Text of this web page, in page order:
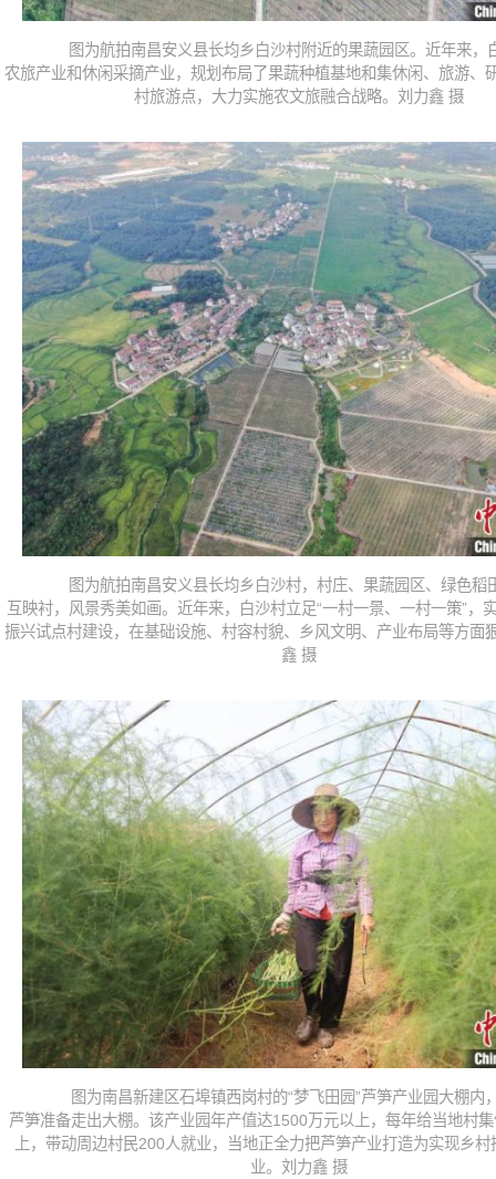
图为航拍南昌安义县长均乡白沙村附近的果蔬园区。近年来，
农旅产业和休闲采摘产业，规划布局了果蔬种植基地和集休闲、旅游、
村旅游点，大力实施农文旅融合战略。刘力鑫 摄
图为航拍南昌安义县长均乡白沙村，村庄、果蔬园区、绿色稻
互映衬，风景秀美如画。近年来，白沙村立足“一村一景、一村一策”，
振兴试点村建设，在基础设施、村容村貌、乡风文明、产业布局等方面
鑫 摄
图为南昌新建区石埠镇西岗村的“梦飞田园”芦笋产业园大棚内
芦笋准备走出大棚。该产业园年产值达1500万元以上，每年给当地村
上，带动周边村民200人就业，当地正全力把芦笋产业打造为实现乡
业。刘力鑫 摄